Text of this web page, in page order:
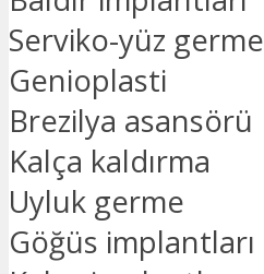
Serviko-yüz germe
Genioplasti
Brezilya asansörü
Kalça kaldırma
Uyluk germe
Göğüs implantları